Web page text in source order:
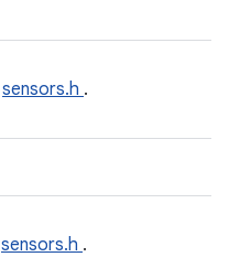
sensors.h .
sensors.h .